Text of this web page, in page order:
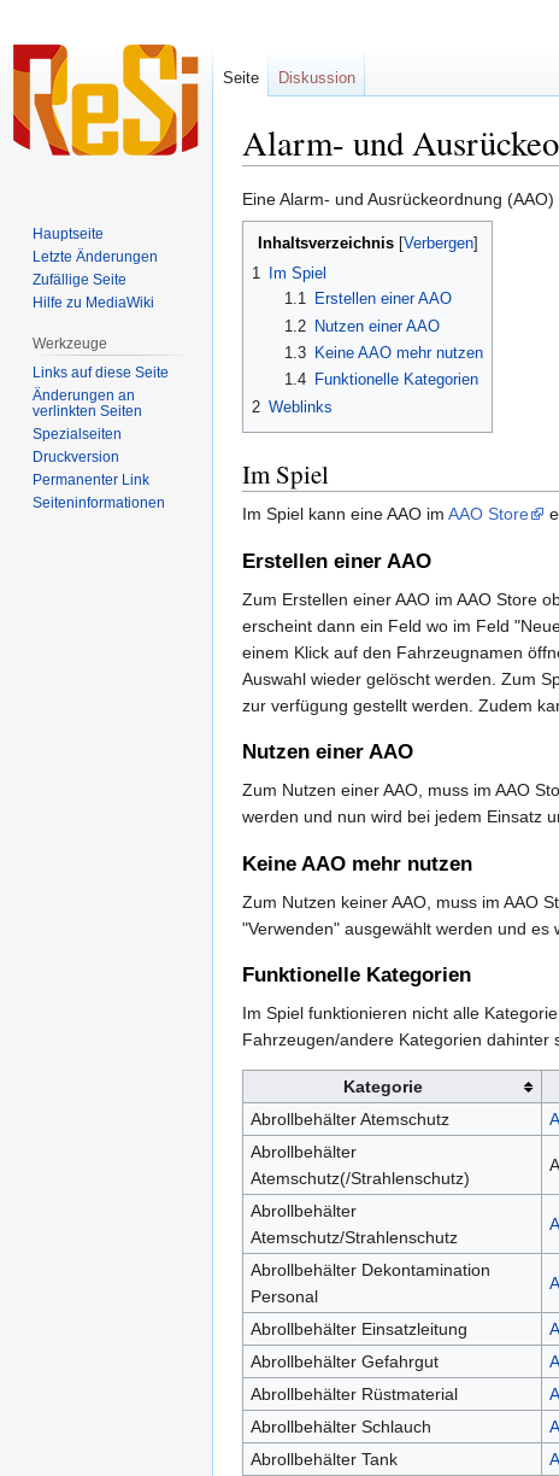
Alarm- und
Zur
Navigation
springen
Zur
Suche
springen
Eine Alarm- und Ausrückeordnung
Inhaltsverzeichnis
1
Im Spiel
1.1
Erstellen einer AAO
1.2
Nutzen einer AAO
1.3
Keine AAO mehr nutzen
1.4
Funktionelle Kategorien
2 Weblinks
Im Spiel
Im Spiel kann eine AAO im AAO Store
Erstellen einer AAO
Zum Erstellen einer AAO im AAO Store
erscheint dann ein Feld wo im Feld
einem Klick auf den Fahrzeugnamen
Auswahl wieder gelöscht werden. Zum
zur verfügung gestellt werden. Zudem
Nutzen einer AAO
Zum Nutzen einer AAO, muss im AAO
werden und nun wird bei jedem Einsatz
Keine AAO mehr nutzen
Zum Nutzen keiner AAO, muss im AAO
"Verwenden" ausgewählt werden und es
Funktionelle Kategorien
Im Spiel funktionieren nicht alle
Fahrzeugen/andere Kategorien dahinter
Kategorie
Abrollbehälter Atemschutz
Abrollbehälter
Atemschutz(/Strahlenschutz)
Abrollbehälter
Atemschutz/Strahlenschutz
Abrollbehälter Dekontamination
Personal
Abrollbehälter Einsatzleitung
Abrollbehälter Gefahrgut
Abrollbehälter Rüstmaterial
Abrollbehälter Schlauch
Abrollbehälter Tank
Seite Diskussion
Hauptseite
Letzte Änderungen
Zufällige Seite
Hilfe zu MediaWiki
Werkzeuge
Links auf diese Seite
Änderungen an
verlinkten Seiten
Spezialseiten
Druckversion
Permanenter Link
Seiten­informationen